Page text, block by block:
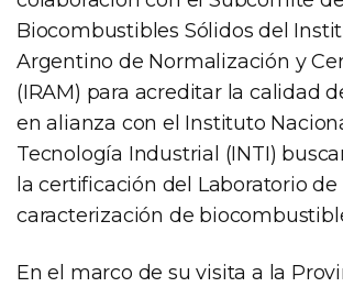
Biocombustibles Sólidos del
Argentino de Normalización y
(IRAM) para acreditar la calidad
en alianza con el Instituto
Tecnología Industrial (INTI)
la certificación del Laboratorio
caracterización de
En el marco de su visita a la